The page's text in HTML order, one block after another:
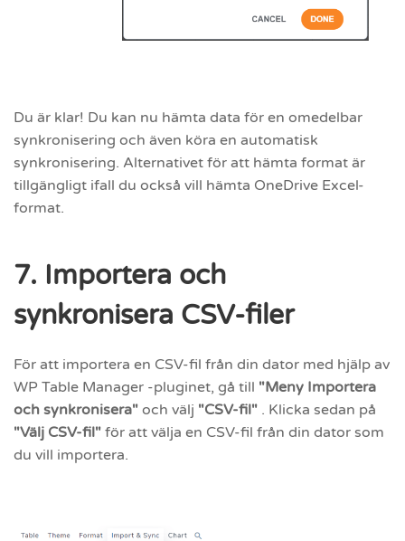
Du är klar! Du kan nu hämta data för en omedelbar
synkronisering och även köra en automatisk
synkronisering. Alternativet för att hämta format är
tillgängligt ifall du också vill hämta OneDrive Excel-
format.
7. Importera och
synkronisera CSV-filer
För att importera en CSV-fil från din dator med hjälp av
WP Table Manager -pluginet, gå till "Meny Importera
och synkronisera" och välj "CSV-fil" . Klicka sedan på
"Välj CSV-fil" för att välja en CSV-fil från din dator som
du vill importera.